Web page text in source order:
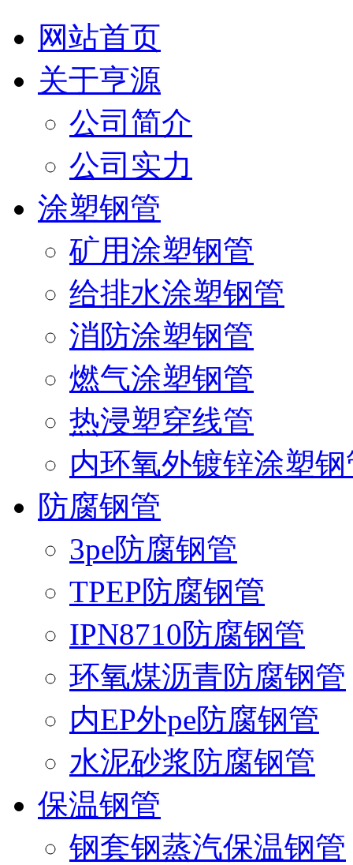
网站首页
关于亨源
公司简介
公司实力
涂塑钢管
矿用涂塑钢管
给排水涂塑钢管
消防涂塑钢管
燃气涂塑钢管
热浸塑穿线管
内环氧外镀锌涂塑钢
防腐钢管
3pe防腐钢管
TPEP防腐钢管
IPN8710防腐钢管
环氧煤沥青防腐钢管
内EP外pe防腐钢管
水泥砂浆防腐钢管
保温钢管
钢套钢蒸汽保温钢管